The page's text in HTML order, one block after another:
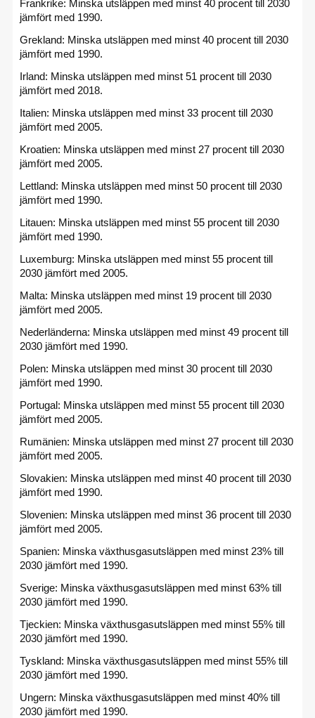
Frankrike: Minska utsläppen med minst 40 procent till 2030
jämfört med 1990.
Grekland: Minska utsläppen med minst 40 procent till 2030
jämfört med 1990.
Irland: Minska utsläppen med minst 51 procent till 2030
jämfört med 2018.
Italien: Minska utsläppen med minst 33 procent till 2030
jämfört med 2005.
Kroatien: Minska utsläppen med minst 27 procent till 2030
jämfört med 2005.
Lettland: Minska utsläppen med minst 50 procent till 2030
jämfört med 1990.
Litauen: Minska utsläppen med minst 55 procent till 2030
jämfört med 1990.
Luxemburg: Minska utsläppen med minst 55 procent till
2030 jämfört med 2005.
Malta: Minska utsläppen med minst 19 procent till 2030
jämfört med 2005.
Nederländerna: Minska utsläppen med minst 49 procent till
2030 jämfört med 1990.
Polen: Minska utsläppen med minst 30 procent till 2030
jämfört med 1990.
Portugal: Minska utsläppen med minst 55 procent till 2030
jämfört med 2005.
Rumänien: Minska utsläppen med minst 27 procent till 2030
jämfört med 2005.
Slovakien: Minska utsläppen med minst 40 procent till 2030
jämfört med 1990.
Slovenien: Minska utsläppen med minst 36 procent till 2030
jämfört med 2005.
Spanien: Minska växthusgasutsläppen med minst 23% till
2030 jämfört med 1990.
Sverige: Minska växthusgasutsläppen med minst 63% till
2030 jämfört med 1990.
Tjeckien: Minska växthusgasutsläppen med minst 55% till
2030 jämfört med 1990.
Tyskland: Minska växthusgasutsläppen med minst 55% till
2030 jämfört med 1990.
Ungern: Minska växthusgasutsläppen med minst 40% till
2030 jämfört med 1990.